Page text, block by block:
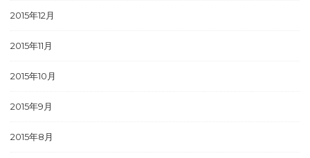
2015年12月
2015年11月
2015年10月
2015年9月
2015年8月